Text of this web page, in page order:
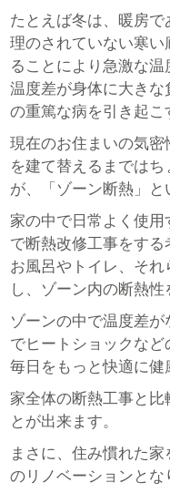
たとえば冬は、暖房
理のされていない寒
ることにより急激な
温度差が身体に大き
の重篤な病を引き起こ
現在のお住まいの気
を建て替えるまでは
が、「ゾーン断熱」と
家の中で日常よく使
で断熱改修工事をする
お風呂やトイレ、それ
し、ゾーン内の断熱性
ゾーンの中で温度差
でヒートショックなど
毎日をもっと快適に健
家全体の断熱工事と
とが出来ます。
まさに、住み慣れた
のリノベーションとな